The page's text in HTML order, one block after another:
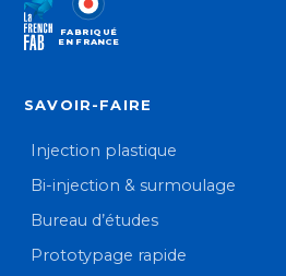
FABRIQUÉ
EN FRANCE
SAVOIR-FAIRE
Injection plastique
Bi-injection & surmoulage
Bureau d’études
Prototypage rapide